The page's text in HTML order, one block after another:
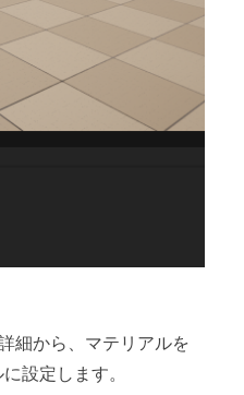
細から、マテリアルを
設定します。